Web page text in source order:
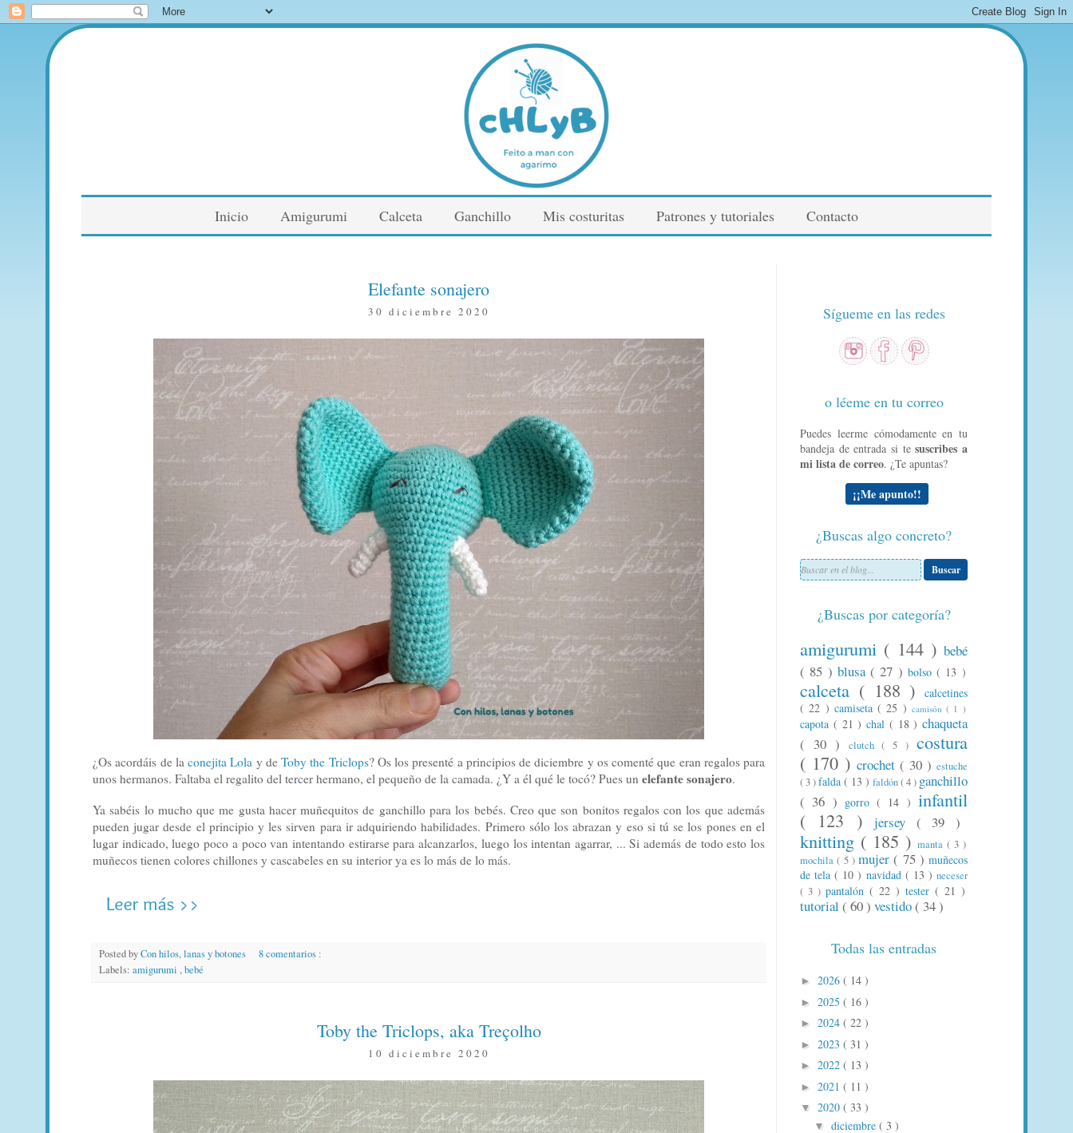
Inicio Amigurumi Calceta Ganchillo Mis costuritas Patrones y tutoriales Contacto
Elefante sonajero
30 diciembre 2020
¿Os acordáis de la conejita Lola y de Toby the Triclops? Os los presenté a principios de diciembre y os comenté que eran regalos para
unos hermanos. Faltaba el regalito del tercer hermano, el pequeño de la camada. ¿Y a él qué le tocó? Pues un elefante sonajero.
Ya sabéis lo mucho que me gusta hacer muñequitos de ganchillo para los bebés. Creo que son bonitos regalos con los que además
pueden jugar desde el principio y les sirven para ir adquiriendo habilidades. Primero sólo los abrazan y eso si tú se los pones en el
lugar indicado, luego poco a poco van intentando estirarse para alcanzarlos, luego los intentan agarrar, ... Si además de todo esto los
muñecos tienen colores chillones y cascabeles en su interior ya es lo más de lo más.
Posted byCon hilos, lanas y botones
8 comentarios :
Labels: amigurumi ,bebé
Toby the Triclops, aka Treçolho
10 diciembre 2020
Sígueme en las redes
o léeme en tu correo
Puedes leerme cómodamente en tu
bandeja de entrada si tesuscribes a
mi lista de correo. ¿Te apuntas?
¡¡Me apunto!!
¿Buscas algo concreto?
Buscar
¿Buscas por categoría?
amigurumi ( 144 ) bebé
( 85 ) blusa( 27 ) bolso( 13 )
calceta ( 188 )
calcetines
( 22 ) camiseta( 25 ) camisón( 1 )
capota ( 21 ) chal ( 18 ) chaqueta
( 30 )
clutch( 5 )costura
( 170 ) crochet ( 30 ) estuche
( 3 )falda ( 13 ) faldón( 4 ) ganchillo
( 36 ) gorro( 14 )infantil
( 123 )jersey ( 39 )
knitting ( 185 ) manta ( 3 )
mochila( 5 ) mujer( 75 ) muñecos
de tela( 10 ) navidad ( 13 )neceser
( 3 ) pantalón ( 22 ) tester ( 21 )
tutorial ( 60 ) vestido( 34 )
Todas las entradas
► 2026 ( 14 )
► 2025 ( 16 )
► 2024 ( 22 )
► 2023 ( 31 )
► 2022 ( 13 )
► 2021 ( 11 )
▼ 2020 ( 33 )
▼ diciembre ( 3 )